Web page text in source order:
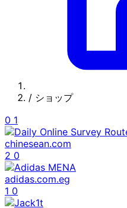
/ ショップ
0 1
chinesean.com
2 0
adidas.com.eg
1 0